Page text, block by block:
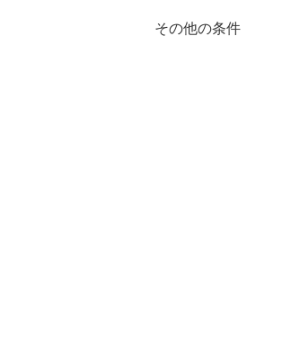
オールインワン・オーバ
ーオール
クリア 絞り込み
％OFF～
その他の条件